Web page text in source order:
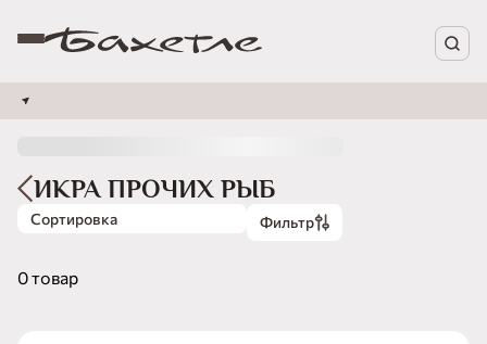
ИКРА ПРОЧИХ РЫБ
Сортировка Фильтр
0 товар